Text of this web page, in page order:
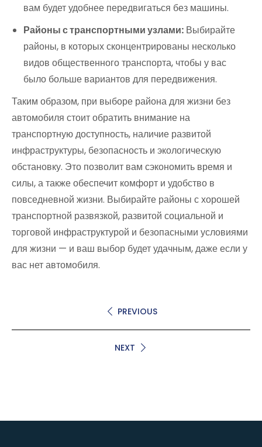
вам будет удобнее передвигаться без машины.
Районы с транспортными узлами: Выбирайте
районы, в которых сконцентрированы несколько
видов общественного транспорта, чтобы у вас
было больше вариантов для передвижения.
Таким образом, при выборе района для жизни без
автомобиля стоит обратить внимание на
транспортную доступность, наличие развитой
инфраструктуры, безопасность и экологическую
обстановку. Это позволит вам сэкономить время и
силы, а также обеспечит комфорт и удобство в
повседневной жизни. Выбирайте районы с хорошей
транспортной развязкой, развитой социальной и
торговой инфраструктурой и безопасными условиями
для жизни — и ваш выбор будет удачным, даже если у
вас нет автомобиля.
PREVIOUS
NEXT